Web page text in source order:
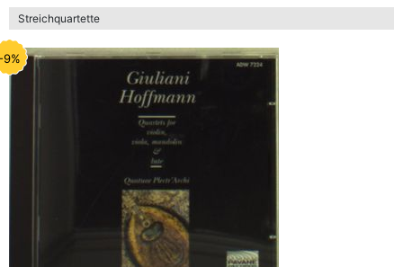
Streichquartette
9%